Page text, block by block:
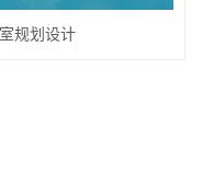
规划设计